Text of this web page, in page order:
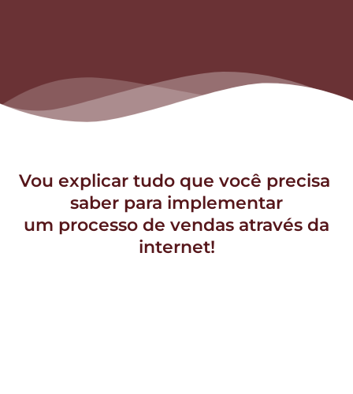
Vou explicar tudo que você precisa
saber para implementar
internet!